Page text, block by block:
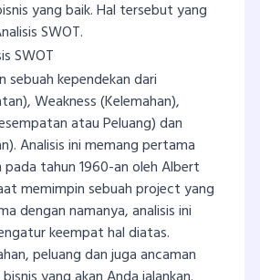
yang baik. Hal tersebut yang
SWOT.
SWOT
sebuah kependekan dari
Weakness (Kelemahan),
atau Peluang) dan
Analisis ini memang pertama
pada tahun 1960-an oleh Albert
memimpin sebuah project yang
dengan namanya, analisis ini
keempat hal diatas.
peluang dan juga ancaman